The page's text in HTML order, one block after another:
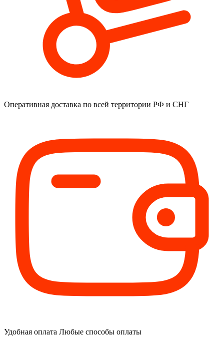
Оперативная доставка по всей территории РФ и СНГ
Удобная оплата Любые способы оплаты